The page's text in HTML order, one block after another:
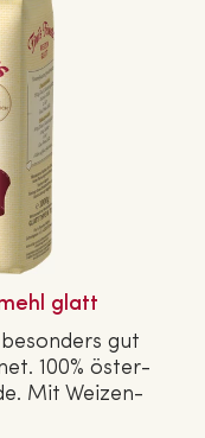
glatt
gut
100% ös­ter­
Mit Wei­zen­